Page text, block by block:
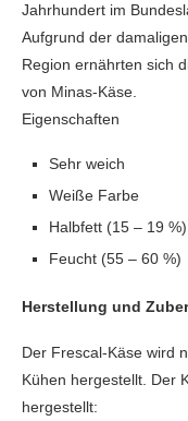
Jahrhundert im
Aufgrund der
Region ernährten sich
von Minas-Käse.
Eigenschaften
Sehr weich
Weiße Farbe
Halbfett (15 – 19 %)
Feucht (55 – 60 %)
Herstellung und
Der Frescal-Käse wird
Kühen hergestellt. Der
hergestellt: